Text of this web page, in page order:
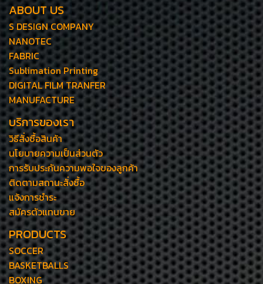
ABOUT US
S DESIGN COMPANY
NANOTEC
FABRIC
Sublimation Printing
DIGITAL FILM TRANFER
MANUFACTURE
บริการของเรา
วิธีสั่งซื้อสินค้า
นโยบายความเป็นส่วนตัว
การรับประกันความพอใจของลูกค้า
ติดตามสถานะสั่งซื้อ
แจ้งการชำระ
สมัครตัวแทนขาย
PRODUCTS
SOCCER
BASKETBALLS
BOXING